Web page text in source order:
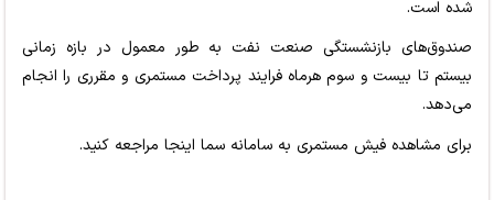
شده است.
صندوق‌های بازنشستگی صنعت نفت به طور معمول در بازه زمانی
بیستم تا بیست و سوم هرماه فرایند پرداخت مستمری و مقرری را انجام
می‌دهد.
برای مشاهده فیش مستمری به سامانه سما اینجا مراجعه کنید.